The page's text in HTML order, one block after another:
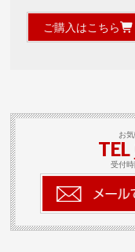
ご購入はこちら
お
TEL
受付